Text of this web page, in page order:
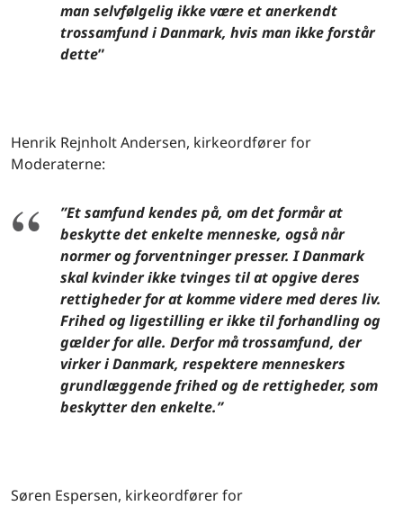
man selvfølgelig ikke være et anerkendt
trossamfund i Danmark, hvis man ikke forstår
dette”
Henrik Rejnholt Andersen, kirkeordfører for
Moderaterne:
”Et samfund kendes på, om det formår at
beskytte det enkelte menneske, også når
normer og forventninger presser. I Danmark
skal kvinder ikke tvinges til at opgive deres
rettigheder for at komme videre med deres liv.
Frihed og ligestilling er ikke til forhandling og
gælder for alle. Derfor må trossamfund, der
virker i Danmark, respektere menneskers
grundlæggende frihed og de rettigheder, som
beskytter den enkelte.”
Søren Espersen, kirkeordfører for